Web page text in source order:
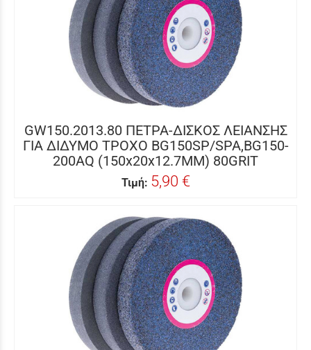
GW150.2013.80 ΠΕΤΡΑ-ΔΙΣΚΟΣ ΛΕΙΑΝΣΗΣ
ΓΙΑ ΔΙΔΥΜΟ ΤΡΟΧΟ BG150SP/SPA,BG150-
200AQ (150x20x12.7MM) 80GRIT
Τιμή: 5,90 €